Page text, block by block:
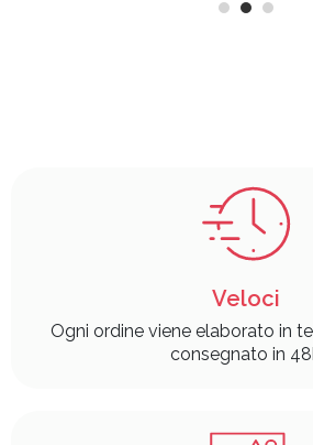
Veloci
Ogni ordine viene elaborato in
consegnato in